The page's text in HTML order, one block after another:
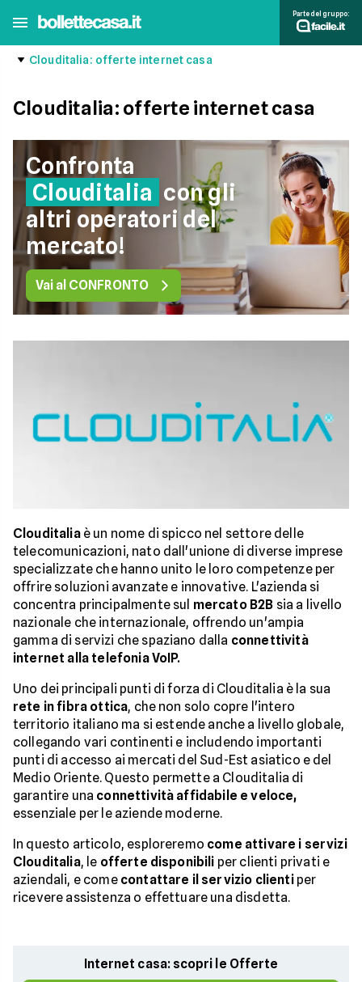
Parte del gruppo:
Clouditalia: offerte internet casa
Clouditalia: offerte internet casa
Confronta
Clouditalia con gli
altri operatori del
mercato!
Vai al CONFRONTO
Clouditaliaè un nome di spicco nel settore delle
telecomunicazioni, nato dall'unione di diverse imprese
specializzate che hanno unito le loro competenze per
offrire soluzioni avanzate e innovative. L'azienda si
concentra principalmente sul mercato B2B sia a livello
nazionale che internazionale, offrendo un'ampia
gamma di servizi che spaziano dalla connettività
internet alla telefonia VoIP.
Uno dei principali punti di forza di Clouditalia è la sua
rete in fibra ottica, che non solo copre l'intero
territorio italiano ma si estende anche a livello globale,
collegando vari continenti e includendo importanti
punti di accesso ai mercati del Sud-Est asiatico e del
Medio Oriente. Questo permette a Clouditalia di
garantire una connettività affidabile e veloce,
essenziale per le aziende moderne.
In questo articolo, esploreremo come attivare i servizi
Clouditalia, le offerte disponibili per clienti privati e
aziendali, e come contattare il servizio clientiper
ricevere assistenza o effettuare una disdetta.
Internet casa: scopri le Offerte